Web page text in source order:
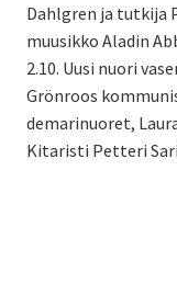
Dahlgren ja tutkija
muusikko Aladin
2.10. Uusi nuori
Grönroos
demarinuoret,
Kitaristi Petteri